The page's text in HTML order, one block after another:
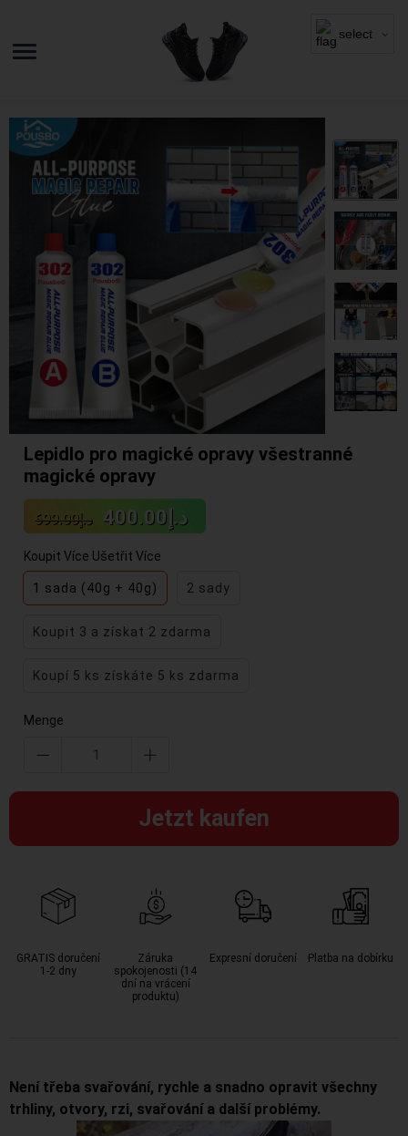
Lepidlo pro magické opravy všestranné
magické opravy
Sale
price
د.إ400.00
Regular
price
د.إ699.00
Koupit Více Ušetřit Více
1 sada (40g + 40g) 2 sady
Koupit 3 a získat 2 zdarma
Koupí 5 ks získáte 5 ks zdarma
Menge
Jetzt kaufen
GRATIS doručení
1-2 dny
Záruka
spokojenosti (14
dní na vrácení
produktu)
Expresní doručení Platba na dobírku
Není třeba svařování, rychle a snadno opravit všechny
trhliny, otvory, rzi, svařování a další problémy.
select